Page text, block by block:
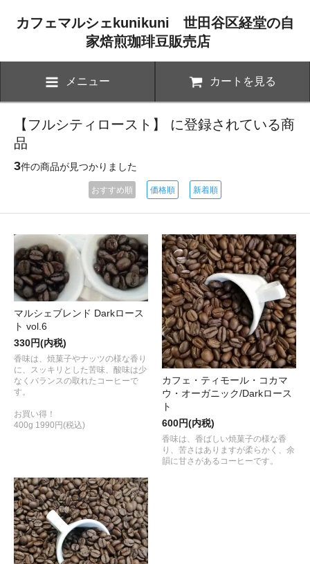
カフェマルシェkunikuni 世田谷区経堂の自
家焙煎珈琲豆販売店
メニュー カートを見る
【フルシティロースト】 に登録されている商
品
3件の商品が見つかりました
おすすめ順 価格順 新着順
マルシェブレンド Darkロース
ト vol.6
330円(内税)
香味は、焼菓子やナッツの様な香り
に、スッキリとした苦味、酸味は少
なくバランスの取れたコーヒーで
す。
お買い得！
400g 1990円(税込)
カフェ・ティモール・コカマ
ウ・オーガニック/Darkロース
ト
600円(内税)
香味は、香ばしい焼菓子の様な香
り、苦さはありますが柔らかく、余
韻に甘さがあるコーヒーです。